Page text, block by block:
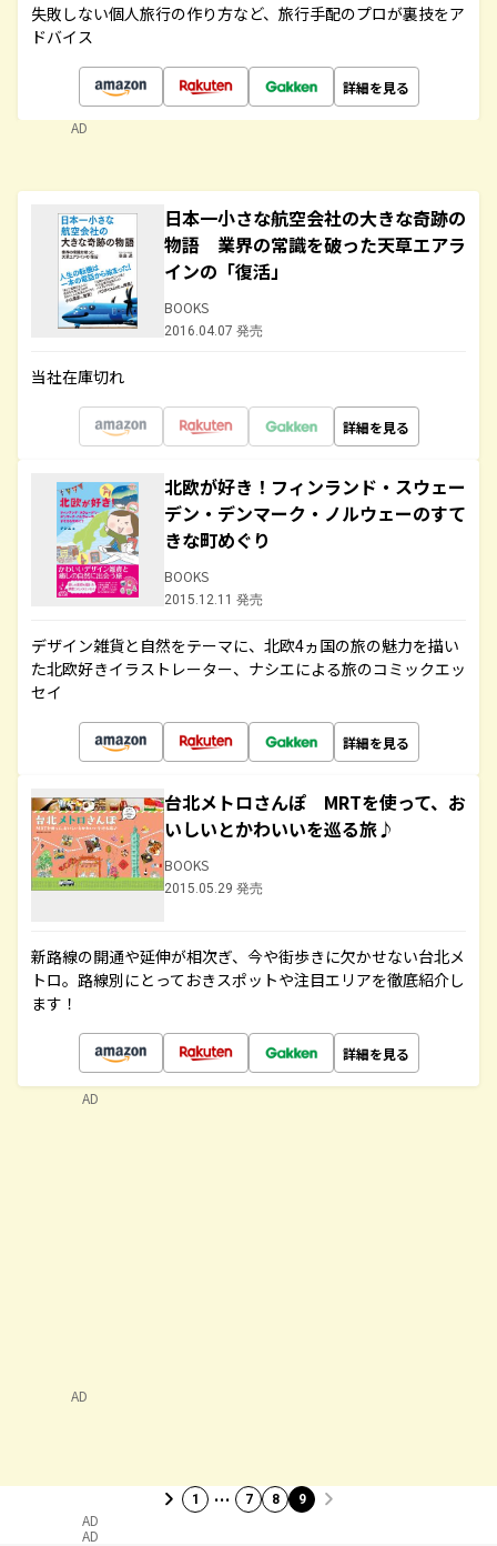
失敗しない個人旅行の作り方など、旅行手配のプロが裏技をア
ドバイス
詳細を見る
AD
日本一小さな航空会社の大きな奇跡の
物語 業界の常識を破った天草エアラ
インの「復活」
BOOKS
2016.04.07 発売
当社在庫切れ
詳細を見る
北欧が好き！フィンランド・スウェー
デン・デンマーク・ノルウェーのすて
きな町めぐり
BOOKS
2015.12.11 発売
デザイン雑貨と自然をテーマに、北欧4ヵ国の旅の魅力を描い
た北欧好きイラストレーター、ナシエによる旅のコミックエッ
セイ
詳細を見る
台北メトロさんぽ MRTを使って、お
いしいとかわいいを巡る旅♪
BOOKS
2015.05.29 発売
新路線の開通や延伸が相次ぎ、今や街歩きに欠かせない台北メ
トロ。路線別にとっておきスポットや注目エリアを徹底紹介し
ます！
詳細を見る
AD
1 … 7 8 9
AD
AD
AD